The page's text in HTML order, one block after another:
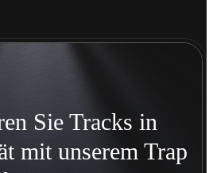
Sie Tracks in
mit unserem Trap